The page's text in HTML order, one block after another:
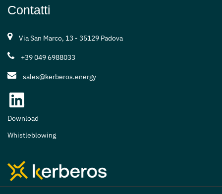
Contatti
Via San Marco, 13 - 35129 Padova
+39 049 6988033
sales@kerberos.energy
Download
Whistleblowing